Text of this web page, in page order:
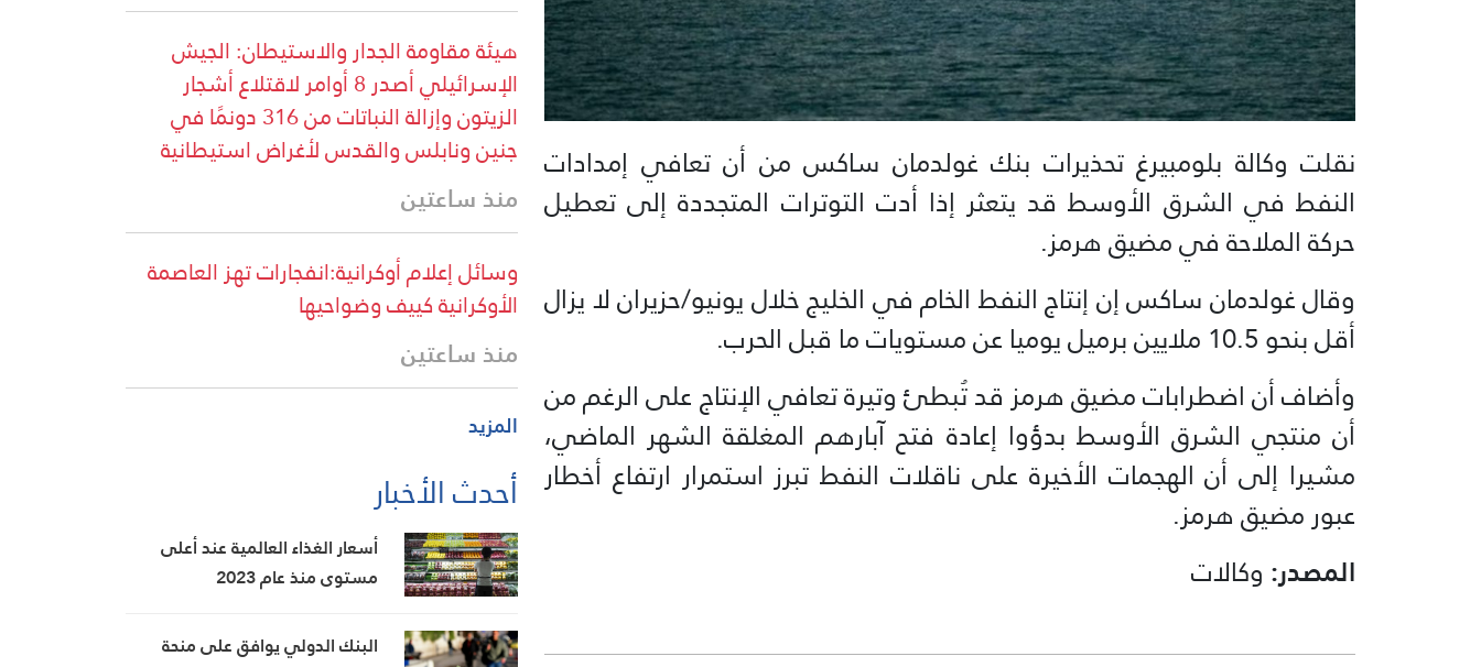
نقلت وكالة بلومبيرغ تحذيرات بنك غولدمان ساكس من أن تعافي إمدادات
النفط في الشرق الأوسط قد يتعثر إذا أدت التوترات المتجددة إلى تعطيل
حركة الملاحة في مضيق هرمز.
وقال غولدمان ساكس إن إنتاج النفط الخام في الخليج خلال يونيو/حزيران لا يزال
أقل بنحو 10.5 ملايين برميل يوميا عن مستويات ما قبل الحرب.
وأضاف أن اضطرابات مضيق هرمز قد تُبطئ وتيرة تعافي الإنتاج على الرغم من
أن منتجي الشرق الأوسط بدؤوا إعادة فتح آبارهم المغلقة الشهر الماضي،
مشيرا إلى أن الهجمات الأخيرة على ناقلات النفط تبرز استمرار ارتفاع أخطار
عبور مضيق هرمز.
المصدر: وكالات
هيئة مقاومة الجدار والاستيطان: الجيش
الإسرائيلي أصدر 8 أوامر لاقتلاع أشجار
الزيتون وإزالة النباتات من 316 دونمًا في
جنين ونابلس والقدس لأغراض استيطانية
منذ ساعتين
وسائل إعلام أوكرانية:انفجارات تهز العاصمة
الأوكرانية كييف وضواحيها
منذ ساعتين
المزيد
أحدث الأخبار
أسعار الغذاء العالمية عند أعلى
مستوى منذ عام 2023
البنك الدولي يوافق على منحة